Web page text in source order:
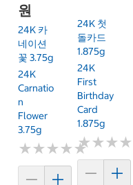
원
24K 카
네이션
꽃 3.75g
24K
Carnatio
N
Flower
3.75g
★★★★★
★★★★★
24K 첫
돌카드
1.875g
24K
First
Birthday
Card
1.875g
★★★★
★★★★